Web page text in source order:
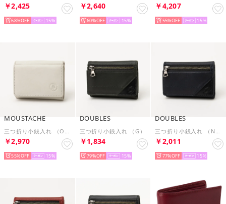
￥2,425
68% 15
￥2,640
60% 15
￥4,207
55% 15
MOUSTACHE
￥2,970
55% 15
DOUBLES
三つ折り小銭入れ （G）
￥1,834
79% 15
DOUBLES
￥2,011
77% 15